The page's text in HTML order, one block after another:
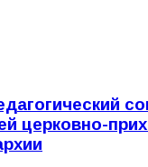
церковно-